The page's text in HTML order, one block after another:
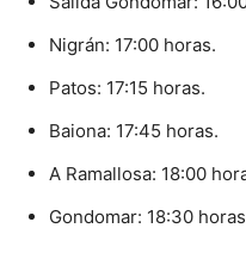
Nigrán: 17:00 horas.
Patos: 17:15 horas.
Baiona: 17:45 horas.
A Ramallosa: 18:00
Gondomar: 18:30